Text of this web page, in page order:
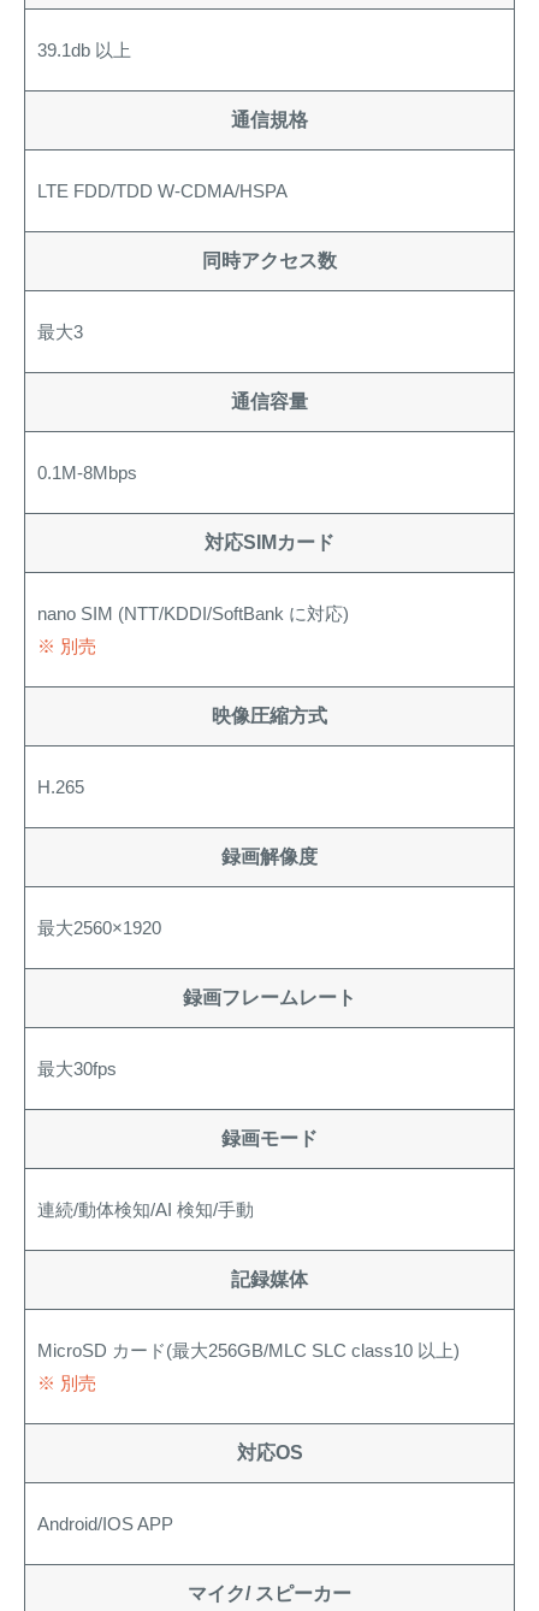
39.1db 以上
通信規格
LTE FDD/TDD W-CDMA/HSPA
同時アクセス数
最大3
通信容量
0.1M-8Mbps
対応SIMカード
nano SIM (NTT/KDDI/SoftBank に対応)
※ 別売
映像圧縮方式
H.265
録画解像度
最大2560×1920
録画フレームレート
最大30fps
録画モード
連続/動体検知/AI 検知/手動
記録媒体
MicroSD カード(最大256GB/MLC SLC class10 以上)
※ 別売
対応OS
Android/IOS APP
マイク/ スピーカー